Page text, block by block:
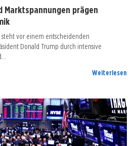
Marktspannungen prägen
vor einem entscheidenden
Donald Trump durch intensive
Weiterlesen